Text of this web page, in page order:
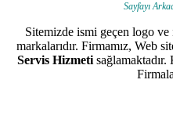
Sayfayı
Sitemizde ismi geçen logo
markalarıdır. Firmamız, Web
Servis Hizmeti